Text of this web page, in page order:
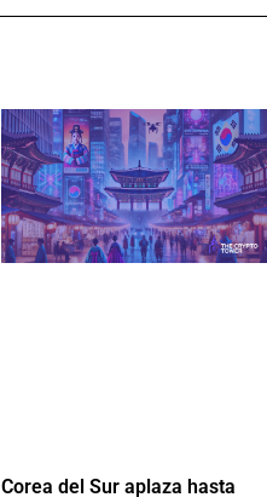
Corea del Sur aplaza hasta